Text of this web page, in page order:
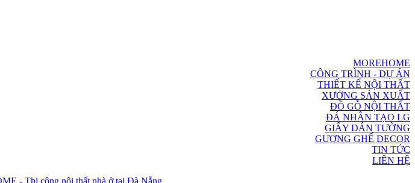
MOREHOME
CÔNG TRÌNH - DỰ ÁN
THIẾT KẾ NỘI THẤT
XƯỞNG SẢN XUẤT
ĐỒ GỖ NỘI THẤT
ĐÁ NHÂN TẠO LG
GIẤY DÁN TƯỜNG
GƯƠNG GHẾ DECOR
TIN TỨC
LIÊN HỆ